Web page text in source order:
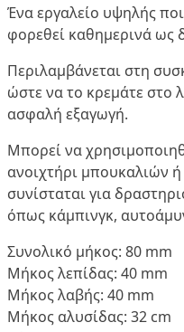
Ένα εργαλείο υψηλής
φορεθεί καθημερινά ως
Περιλαμβάνεται στη
ώστε να το κρεμάτε στο
ασφαλή εξαγωγή.
Μπορεί να
ανοιχτήρι μπουκαλιών
συνίσταται για
όπως κάμπινγκ,
Συνολικό μήκος: 80 mm
Μήκος λεπίδας: 40 mm
Μήκος λαβής: 40 mm
Μήκος αλυσίδας: 32 cm